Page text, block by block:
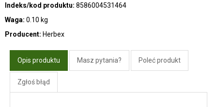
Indeks/kod produktu: 8586004531464
Waga: 0.10 kg
Producent: Herbex
Opis produktu Masz pytania? Poleć produkt
Zgłoś błąd